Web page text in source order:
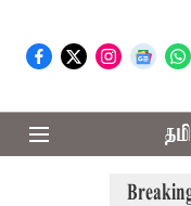
நடந்தால் தமிழக